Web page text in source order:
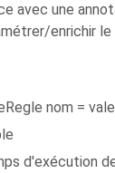
avec une
enrichir
nom =
d'exécution